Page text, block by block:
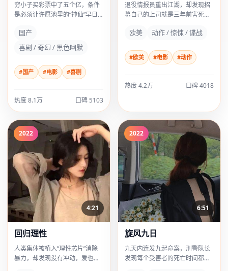
穷小子买彩票中了五个亿，条件
是必须让许愿池里的“神仙”早日
国产
喜剧 / 奇幻 / 黑色幽默
#国产 #电影 #喜剧
热度 8.1万 口碑 5103
退役情报员重出江湖，却发现招
募自己的上司就是三年前害死全
欧美 动作 / 惊悚 / 谍战
#欧美 #电影 #动作
热度 4.2万 口碑 4018
2022
4:21
回归理性
人类集体被植入“理性芯片”消除
暴力，却发现没有冲动，爱也不
2022
6:51
旋风九日
九天内连发九起命案，刑警队长
发现每个受害者的死亡时间都对